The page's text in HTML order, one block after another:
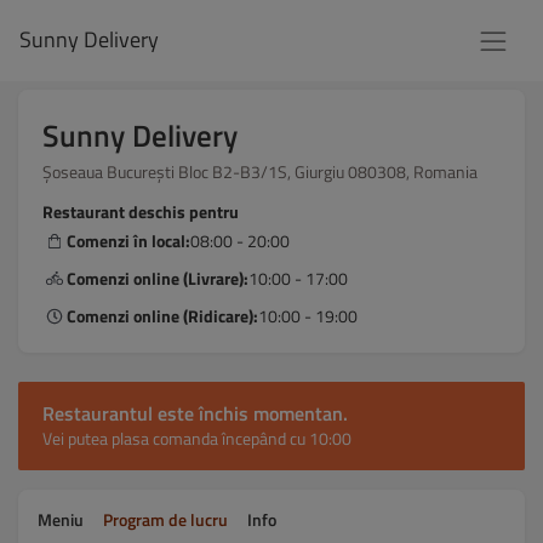
Sunny Delivery
Sunny Delivery
Șoseaua București Bloc B2-B3/1S, Giurgiu 080308, Romania
Restaurant deschis pentru
Comenzi în local:08:00 - 20:00
Comenzi online (Livrare):10:00 - 17:00
Comenzi online (Ridicare):10:00 - 19:00
Restaurantul este închis momentan.
Vei putea plasa comanda începând cu 10:00
Meniu Program de lucru Info